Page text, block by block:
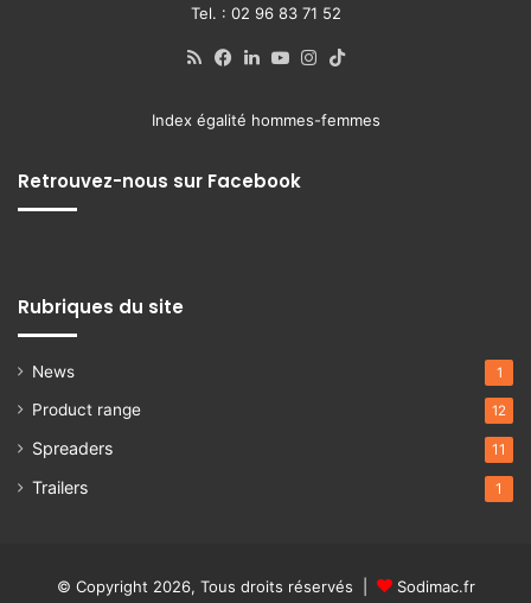
Tel. : 02 96 83 71 52
RSS Facebook
LinkedIn
YouTubeInstagram
Index égalité hommes-femmes
Retrouvez-nous sur Facebook
Rubriques du site
News 1
Product range 12
Spreaders 11
Trailers 1
© Copyright 2026, Tous droits réservés | Sodimac.fr